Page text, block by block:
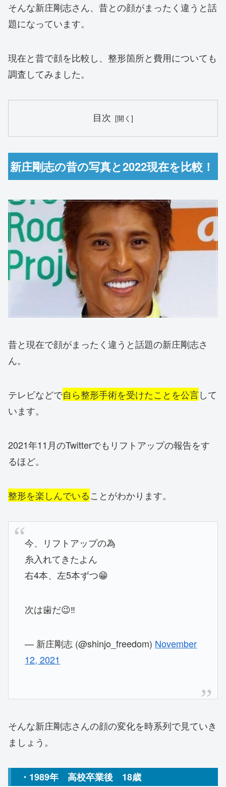
そんな新庄剛志さん、昔との顔がまったく違うと話
題になっています。
現在と昔で顔を比較し、整形箇所と費用についても
調査してみました。
目次
新庄剛志の昔の写真と2022現在を比較！
昔と現在で顔がまったく違うと話題の新庄剛志さ
ん。
テレビなどで自ら整形手術を受けたことを公言して
います。
2021年11月のTwitterでもリフトアップの報告をす
るほど。
整形を楽しんでいることがわかります。
今、リフトアップの為
糸入れてきたよん
右4本、左5本ずつ😁
次は歯だ😉‼️
— 新庄剛志 (@shinjo_freedom) November
12, 2021
そんな新庄剛志さんの顔の変化を時系列で見ていき
ましょう。
・1989年 高校卒業後 18歳